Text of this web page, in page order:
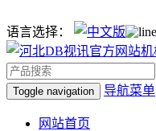
语言选择：
Toggle navigation 导航菜单
网站首页